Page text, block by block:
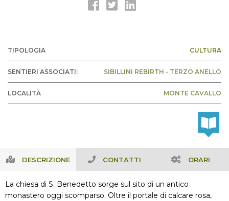
TIPOLOGIA CULTURA
SENTIERI ASSOCIATI: SIBILLINI REBIRTH - TERZO ANELLO
LOCALITÀ MONTE CAVALLO
DESCRIZIONE CONTATTI ORARI
La chiesa di S. Benedetto sorge sul sito di un antico
monastero oggi scomparso. Oltre il portale di calcare rosa,